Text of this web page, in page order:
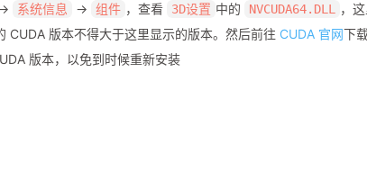
系统信息 -> 组件 ，查看 3D设置 中的 NVCUDA64.DLL
，
CUDA 版本不得大于这里显示的版本。然后前往 CUDA 官网下
版本，以免到时候重新安装